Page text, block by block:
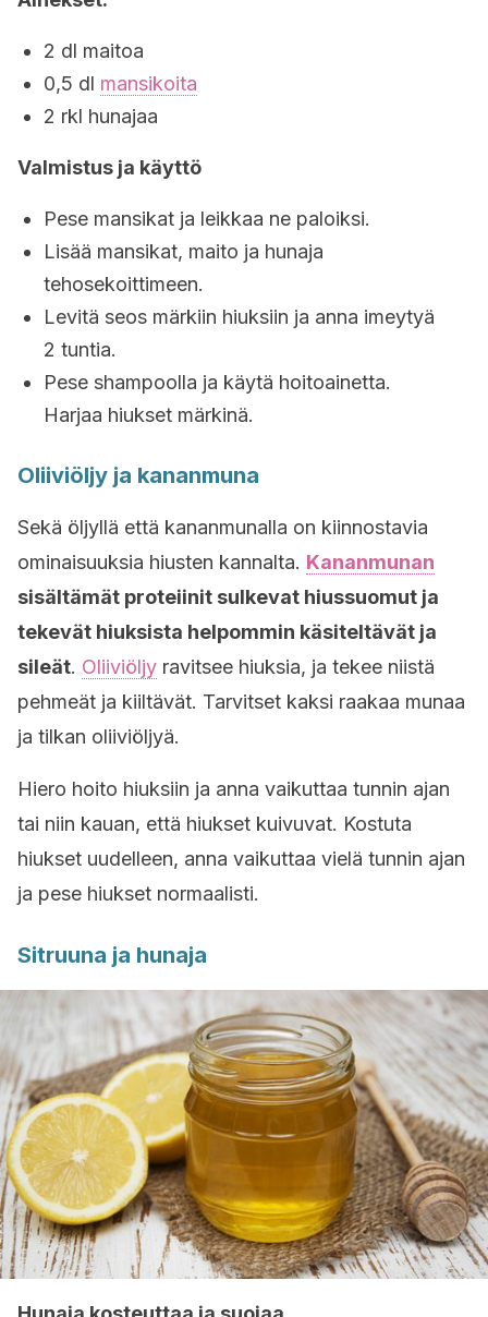
2 dl maitoa
0,5 dl mansikoita
2 rkl hunajaa
Valmistus ja käyttö
Pese mansikat ja leikkaa ne paloiksi.
Lisää mansikat, maito ja hunaja
tehosekoittimeen.
Levitä seos märkiin hiuksiin ja anna imeytyä
2 tuntia.
Pese shampoolla ja käytä hoitoainetta.
Harjaa hiukset märkinä.
Oliiviöljy ja kananmuna
Sekä öljyllä että kananmunalla on kiinnostavia
ominaisuuksia hiusten kannalta. Kananmunan
sisältämät proteiinit sulkevat hiussuomut ja
tekevät hiuksista helpommin käsiteltävät ja
sileät. Oliiviöljy ravitsee hiuksia, ja tekee niistä
pehmeät ja kiiltävät. Tarvitset kaksi raakaa munaa
ja tilkan oliiviöljyä.
Hiero hoito hiuksiin ja anna vaikuttaa tunnin ajan
tai niin kauan, että hiukset kuivuvat. Kostuta
hiukset uudelleen, anna vaikuttaa vielä tunnin ajan
ja pese hiukset normaalisti.
Sitruuna ja hunaja